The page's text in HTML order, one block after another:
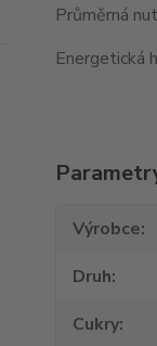
Průměrná
Energetická
Výrobce
Druh
Cukry